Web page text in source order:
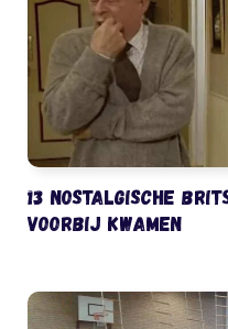
13 nostalgische
voorbij kwamen